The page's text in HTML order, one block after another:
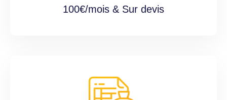
100€/mois & Sur devis